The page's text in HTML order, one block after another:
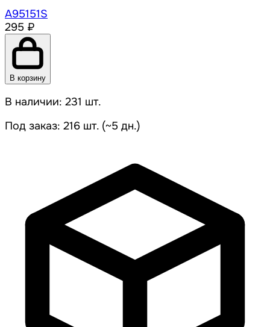
A95151S
295 ₽
В корзину
В наличии: 231 шт.
Под заказ: 216 шт. (~5 дн.)